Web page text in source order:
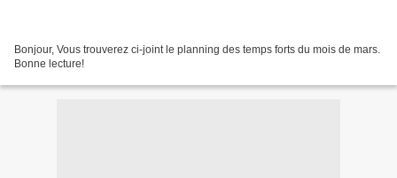
Bonjour, Vous trouverez ci-joint le planning des temps forts du mois de mars.
Bonne lecture!